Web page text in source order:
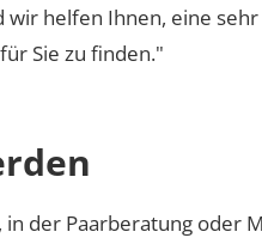
wir helfen Ihnen, eine
Sie zu finden."
in der Paarberatung oder